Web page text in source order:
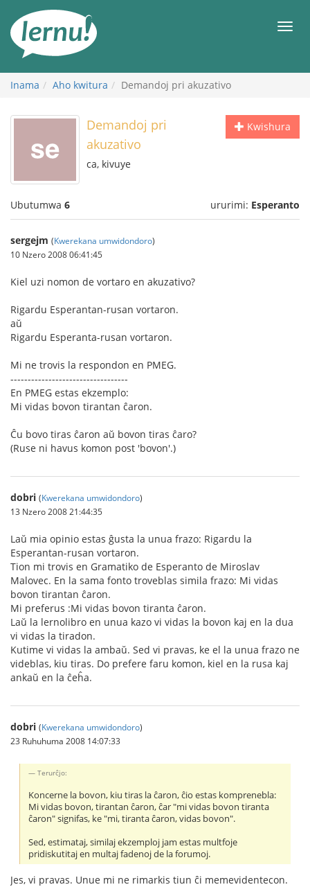
rupapuro
rw'ibirimwo
Inama Aho kwitura Demandoj pri akuzativo
Kwishura
Demandoj pri
akuzativo
ca, kivuye
Ubutumwa 6 ururimi: Esperanto
sergejm (Kwerekana umwidondoro)
10 Nzero 2008 06:41:45
Kiel uzi nomon de vortaro en akuzativo?
Rigardu Esperantan-rusan vortaron.
aŭ
Rigardu Esperanta-rusan vortaron.
Mi ne trovis la respondon en PMEG.
----------------------------------
En PMEG estas ekzemplo:
Mi vidas bovon tirantan ĉaron.
Ĉu bovo tiras ĉaron aŭ bovon tiras ĉaro?
(Ruse ni havus komon post 'bovon'.)
dobri (Kwerekana umwidondoro)
13 Nzero 2008 21:44:35
Laŭ mia opinio estas ĝusta la unua frazo: Rigardu la
Esperantan-rusan vortaron.
Tion mi trovis en Gramatiko de Esperanto de Miroslav
Malovec. En la sama fonto troveblas simila frazo: Mi vidas
bovon tirantan ĉaron.
Mi preferus :Mi vidas bovon tiranta ĉaron.
Laŭ la lernolibro en unua kazo vi vidas la bovon kaj en la dua
vi vidas la tiradon.
Kutime vi vidas la ambaŭ. Sed vi pravas, ke el la unua frazo ne
videblas, kiu tiras. Do prefere faru komon, kiel en la rusa kaj
ankaŭ en la ĉeĥa.
dobri (Kwerekana umwidondoro)
23 Ruhuhuma 2008 14:07:33
Terurĉjo:
Koncerne la bovon, kiu tiras la ĉaron, ĉio estas komprenebla:
Mi vidas bovon, tirantan ĉaron, ĉar "mi vidas bovon tiranta
ĉaron" signifas, ke "mi, tiranta ĉaron, vidas bovon".
Sed, estimataj, similaj ekzemploj jam estas multfoje
pridiskutitaj en multaj fadenoj de la forumoj.
Jes, vi pravas. Unue mi ne rimarkis tiun ĉi memevidentecon.